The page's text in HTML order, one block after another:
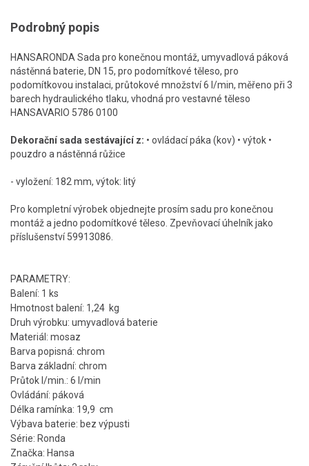
Podrobný popis
HANSARONDA Sada pro konečnou montáž, umyvadlová páková
nástěnná baterie, DN 15, pro podomítkové těleso, pro
podomítkovou instalaci, průtokové množství 6 l/min, měřeno při 3
barech hydraulického tlaku, vhodná pro vestavné těleso
HANSAVARIO 5786 0100
Dekorační sada sestávající z: • ovládací páka (kov) • výtok •
pouzdro a nástěnná růžice
- vyložení: 182 mm, výtok: litý
Pro kompletní výrobek objednejte prosím sadu pro konečnou
montáž a jedno podomítkové těleso. Zpevňovací úhelník jako
příslušenství 59913086.
PARAMETRY:
Balení: 1 ks
Hmotnost balení: 1,24 kg
Druh výrobku: umyvadlová baterie
Materiál: mosaz
Barva popisná: chrom
Barva základní: chrom
Průtok l/min.: 6 l/min
Ovládání: páková
Délka ramínka: 19,9 cm
Výbava baterie: bez výpusti
Série: Ronda
Značka: Hansa